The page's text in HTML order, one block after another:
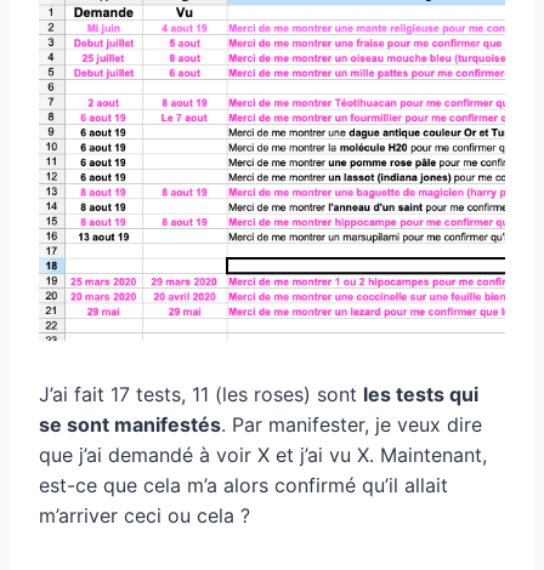
J’ai fait 17 tests, 11 (les roses) sont les tests qui
se sont manifestés. Par manifester, je veux dire
que j’ai demandé à voir X et j’ai vu X. Maintenant,
est-ce que cela m’a alors confirmé qu’il allait
m’arriver ceci ou cela ?